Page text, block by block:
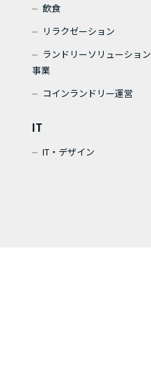
飲食
リラクゼーション
ランドリーソリューション
事業
コインランドリー運営
IT
IT・デザイン